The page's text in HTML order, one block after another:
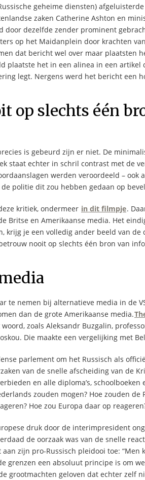
geheime diensten)
zaken Catherine Ashton en
door dezelfde zender prominent
op het Maidanplein door krachten
dat bericht wel over maar plaatsten
plaatste het in een alinea in een
legt. Nergens werd het bericht een
op slechts één
is gebeurd zijn er niet. De
staat echter in schril contrast met de
werden veroordeeld – ook
politie dit zou hebben gedaan op
kritiek, ondermeer in dit filmpje.
Britse en Amerikaanse media. Het
krijg je een volledig ander beeld van
nooit op slechts één bron van
te nemen bij alternatieve media in de
dan de grote Amerikaanse media.
zoals Aleksandr Buzgalin,
Die maakte een vergelijking met
parlement om het Russisch als
van de snelle afscheiding van de
en alle diploma’s, schoolboeken
zouden mogen? Hoe zouden de
Hoe zou Europa daar op
druk door de interimpresident
de oorzaak was van de snelle
zijn pro-Russisch pleidooi toe:
grenzen een absoluut principe is om
grootmachten geloven dat echter zelf